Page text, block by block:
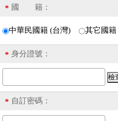
* 國 籍：
中華民國籍 (台灣) 其它國籍
* 身分證號 ：
* 自訂密碼：